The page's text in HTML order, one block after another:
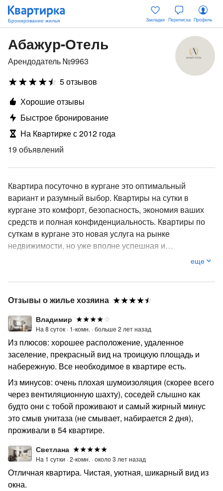
Закладки Переписка Профиль
Абажур-Отель
Арендодатель №9963
5 отзывов
Хорошие отзывы
Быстрое бронирование
На Квартирке с 2012 года
19 объявлений
Квартира посуточно в кургане это оптимальный
вариант и разумный выбор. Квартиры на сутки в
кургане это комфорт, безопасность, экономия ваших
средств и полная конфиденциальность. Квартиры по
суткам в кургане это новая услуга на рынке
недвижимости, но уже вполне успешная и
завоевывающая свои позиции.на сегодняшний день
приезжих услугой более распространенной, чем
предоставленных сетью домашних гостиниц «Абажур-
Отель» современный ремонт, новая мебель, чистота и
уют. В Вашем распоряжении вся бытовая техника,
постельное белье, полотенца, а так же средства личной
гигиены . Квартиры посуточно удобны и тем что Вы
сами выбираете район проживания. При выборе
квартиры на сутки вы платите за квартиру, а не за
количество гостей, Вы получаете полную свободу
перемещения и возможность возвращаться в квартиру
в любое время суток. Рядом с нашими квартирами
находятся торгово развлекательные центры:
Звездный, Пушкинский, Рио а так же Центральный
парк культуры и отдыха и вузы города Кургана такие
как: КГУ, АТиСО. Наконец аренда посуточно в Кургане
может понадобится не только приезжим, но и
коренным жителям города Кургана. Как забронировать:
еще
Отзывы о жилье хозяина
Владимир
На 8 суток · 1-комн. ·больше 2 лет назад
Из плюсов: хорошее расположение, удаленное
заселение, прекрасный вид на троицкую площадь и
набережную. Все необходимое в квартире есть.
Из минусов: очень плохая шумоизоляция (скорее всего
через вентиляционную шахту), соседей слышно как
будто они с тобой проживают и самый жирный минус
это смыв унитаза (не смывает, набирается 2 дня),
проживали в 54 квартире.
Светлана
На 1 сутки ·2-комн. ·около 3 лет назад
Отличная квартира. Чистая, уютная, шикарный вид из
окна.